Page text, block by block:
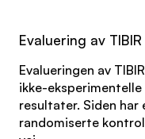
Evaluering av TIBIR
Evalueringen av
ikke-
resultater. Siden
randomiserte